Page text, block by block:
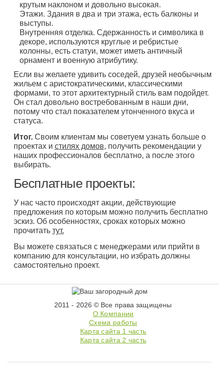
крутым наклоном и довольно высокая.
Этажи. Здания в два и три этажа, есть балконы и
выступы.
Внутренняя отделка. Сдержанность и символика в
декоре, используются круглые и ребристые
колонны, есть статуи, может иметь античный
орнамент и военную атрибутику.
Если вы желаете удивить соседей, друзей необычным
жильем с аристократическими, классическими
формами, то этот архитектурный стиль вам подойдет.
Он стал довольно востребованным в наши дни,
потому что стал показателем утонченного вкуса и
статуса.
Итог.Своим клиентам мы советуем узнать больше о
проектах и стилях домов, получить рекомендации у
наших профессионалов бесплатно, а после этого
выбирать.
Бесплатные проекты:
У нас часто происходят акции, действующие
предложения по которым можно получить бесплатно
эскиз. Об особенностях, сроках которых можно
прочитать тут.
Вы можете связаться с менеджерами или прийти в
компанию для консультации, но избрать должны
самостоятельно проект.
2011 - 2026 © Все права защищены
О Компании
Схема работы
Карта сайта 1 часть
Карта сайта 2 часть